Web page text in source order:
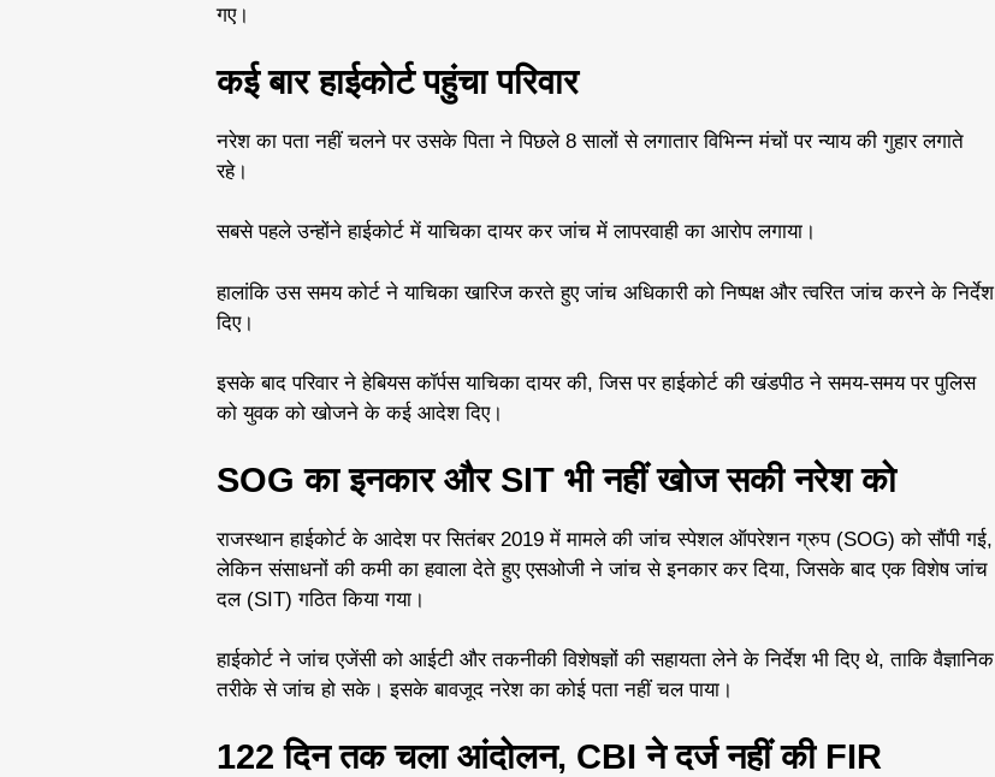
गए।
कई बार हाईकोर्ट पहुंचा परिवार
नरेश का पता नहीं चलने पर उसके पिता ने पिछले 8 सालों से लगातार विभिन्न मंचों पर न्याय की गुहार लगाते
रहे।
सबसे पहले उन्होंने हाईकोर्ट में याचिका दायर कर जांच में लापरवाही का आरोप लगाया।
हालांकि उस समय कोर्ट ने याचिका खारिज करते हुए जांच अधिकारी को निष्पक्ष और त्वरित जांच करने के निर्देश
दिए।
इसके बाद परिवार ने हेबियस कॉर्पस याचिका दायर की, जिस पर हाईकोर्ट की खंडपीठ ने समय-समय पर पुलिस
को युवक को खोजने के कई आदेश दिए।
SOG का इनकार और SIT भी नहीं खोज सकी नरेश को
राजस्थान हाईकोर्ट के आदेश पर सितंबर 2019 में मामले की जांच स्पेशल ऑपरेशन ग्रुप (SOG) को सौंपी गई,
लेकिन संसाधनों की कमी का हवाला देते हुए एसओजी ने जांच से इनकार कर दिया, जिसके बाद एक विशेष जांच
दल (SIT) गठित किया गया।
हाईकोर्ट ने जांच एजेंसी को आईटी और तकनीकी विशेषज्ञों की सहायता लेने के निर्देश भी दिए थे, ताकि वैज्ञानिक
तरीके से जांच हो सके। इसके बावजूद नरेश का कोई पता नहीं चल पाया।
122 दिन तक चला आंदोलन, CBI ने दर्ज नहीं की FIR